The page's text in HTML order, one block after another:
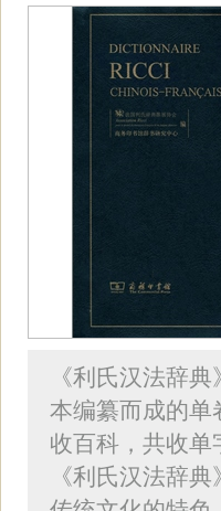
《利氏汉法辞
本编纂而成的单
收百科，共收单
《利氏汉法辞